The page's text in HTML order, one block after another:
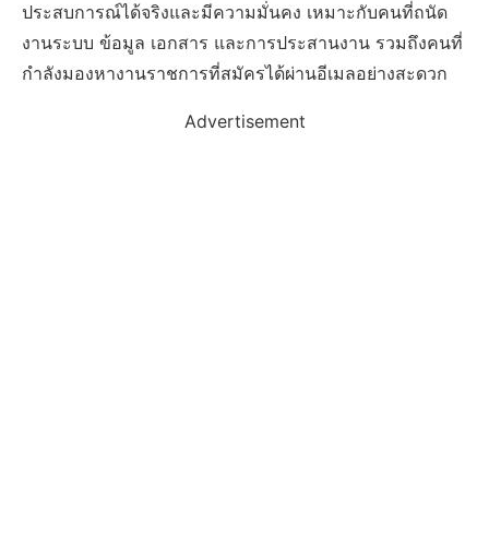
ประสบการณ์ได้จริงและมีความมั่นคง เหมาะกับคนที่ถนัด
งานระบบ ข้อมูล เอกสาร และการประสานงาน รวมถึงคนที่
กำลังมองหางานราชการที่สมัครได้ผ่านอีเมลอย่างสะดวก
Advertisement